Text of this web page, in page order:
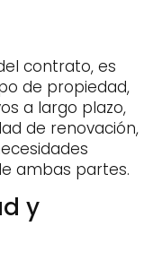
contrato, es
de propiedad,
a largo plazo,
de renovación,
ambas partes.
y